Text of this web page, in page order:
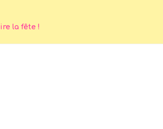
la fête !